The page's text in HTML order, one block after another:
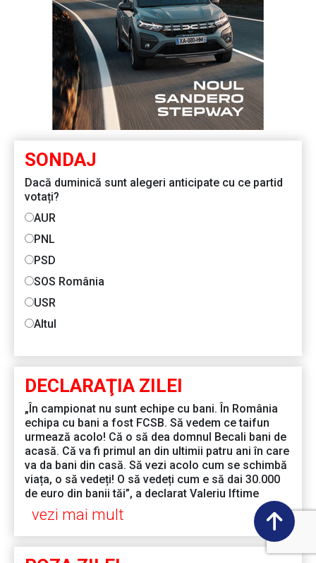
SONDAJ
Dacă duminică sunt alegeri anticipate cu ce partid
votați?
AUR
PNL
PSD
SOS România
USR
Altul
DECLARAŢIA ZILEI
„În campionat nu sunt echipe cu bani. În România
echipa cu bani a fost FCSB. Să vedem ce taifun
urmează acolo! Că o să dea domnul Becali bani de
acasă. Că va fi primul an din ultimii patru ani în care
va da bani din casă. Să vezi acolo cum se schimbă
viața, o să vedeți! O să vedeți cum e să dai 30.000
de euro din banii tăi”, a declarat Valeriu Iftime
vezi mai mult